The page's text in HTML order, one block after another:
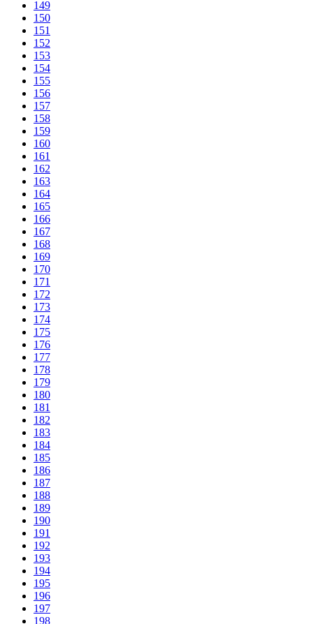
149
150
151
152
153
154
155
156
157
158
159
160
161
162
163
164
165
166
167
168
169
170
171
172
173
174
175
176
177
178
179
180
181
182
183
184
185
186
187
188
189
190
191
192
193
194
195
196
197
198